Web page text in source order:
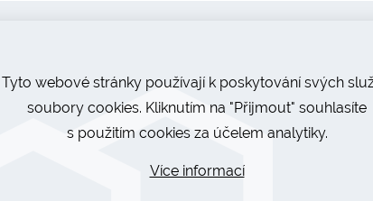
Tyto webové stránky používají k poskytování svých
soubory cookies. Kliknutím na "Přijmout" souhlasíte
s použitím cookies za účelem analytiky.
Více informací